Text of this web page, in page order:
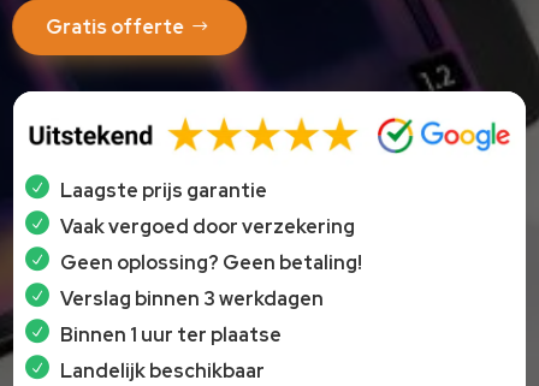
Gratis offerte
Laagste prijs garantie
Vaak vergoed door verzekering
Geen oplossing? Geen betaling!
Verslag binnen 3 werkdagen
Binnen 1 uur ter plaatse
Landelijk beschikbaar